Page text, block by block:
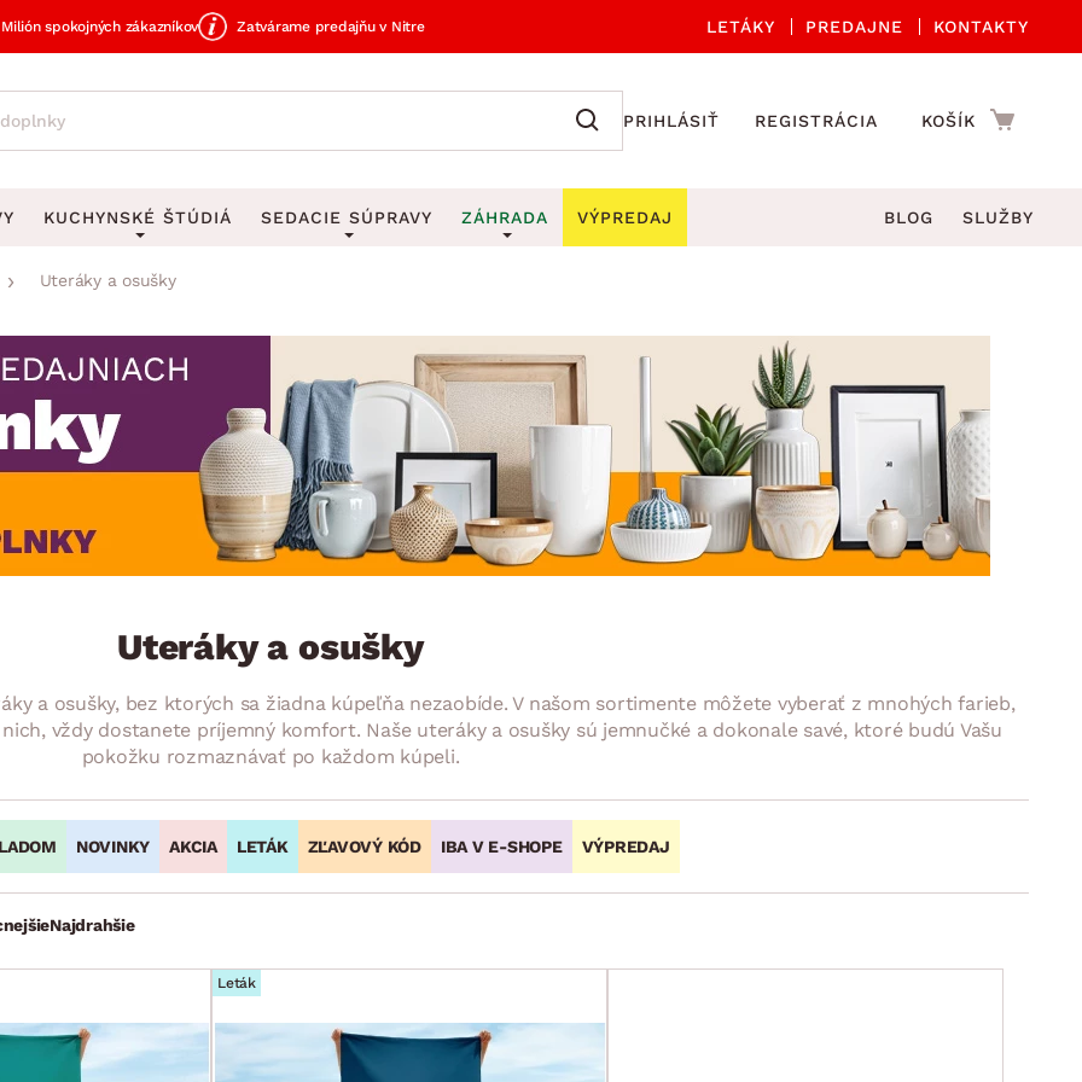
Milión spokojných zákazníkov Zatvárame predajňu v Nitre LETÁKY PREDAJNE KONTAKTY
PRIHLÁSIŤ REGISTRÁCIA KOŠÍK
DEKORÁCIE
Obrazy
Zrkadlá
Zobrazit vše
Vešiaky na kľúče
Stojany na dáždniky
Stojany na noviny
Stojany na oblečenie
Zobrazit vše
Kuchynské príslušenstvo
Kuchynské doplnky
Kúpeľňové doplnky
Záhradné doplnky
Zobrazit vše
DOMÁCE SPOTREBIČE ZÁHRADNÉ DOPLNKY VIANOCE
KUCHYNSKÉ ŠTÚDIÁ SEDACIE SÚPRAVY
Rohové sedacie súpravy
Sedacie súpravy 3-2-1
Sedacie súpravy na mieru
ZÁHRADA
Záhradné stoličky a kreslá
Záhradné lavice
Záhradné stoly
Záhradné hojdačky
Záhradné lehátka
Záhradné doplnky
VÝPREDAJ BLOG SLUŽBY
Uteráky a osušky
Uteráky a osušky
a osušky, bez ktorých sa žiadna kúpeľňa nezaobíde. V našom sortimente môžete vyberať z mnohých farieb,
vždy dostanete príjemný komfort. Naše uteráky a osušky sú jemnučké a dokonale savé, ktoré budú Vašu
pokožku rozmaznávať po každom kúpeli.
NOVINKY AKCIA LETÁK ZĽAVOVÝ KÓD IBA V E-SHOPE VÝPREDAJ
Najdrahšie
Leták